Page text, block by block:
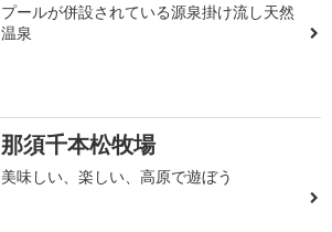
プールが併設されている源泉掛け流し天然
温泉
那須千本松牧場
美味しい、楽しい、高原で遊ぼう